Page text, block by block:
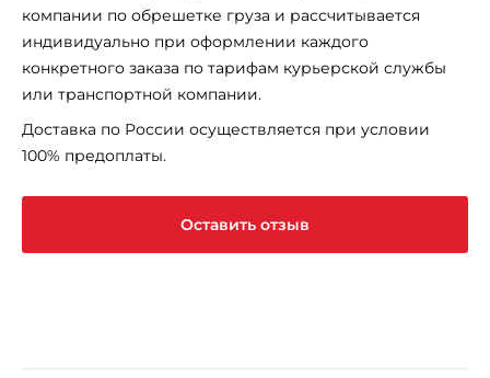
компании по обрешетке груза и рассчитывается
индивидуально при оформлении каждого
конкретного заказа по тарифам курьерской службы
или транспортной компании.
Доставка по России осуществляется при условии
100% предоплаты.
Оставить отзыв